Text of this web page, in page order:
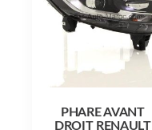
PHARE AVANT
DROIT RENAULT